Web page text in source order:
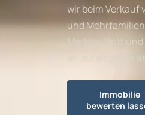
wir beim Verkauf
und
Marktauftritt und
an aufeinander
Immobilie
bewerten